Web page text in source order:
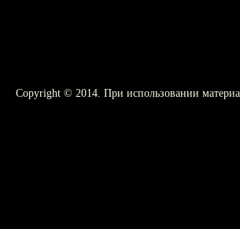
Copyright © 2014. При использовании